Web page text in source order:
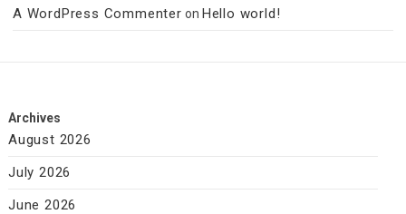
A WordPress Commenter on Hello world!
Archives
August 2026
July 2026
June 2026